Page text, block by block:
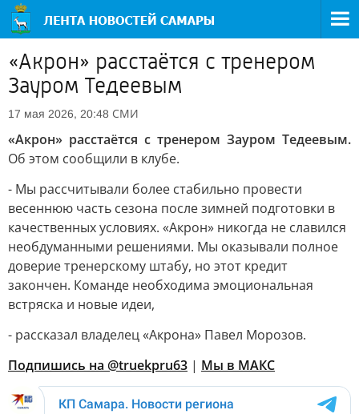
«Акрон» расстаётся с тренером
Зауром Тедеевым
17 мая 2026, 20:48 СМИ
«Акрон» расстаётся с тренером Зауром Тедеевым.
Об этом сообщили в клубе.
- Мы рассчитывали более стабильно провести
весеннюю часть сезона после зимней подготовки в
качественных условиях. «Акрон» никогда не славился
необдуманными решениями. Мы оказывали полное
доверие тренерскому штабу, но этот кредит
закончен. Команде необходима эмоциональная
встряска и новые идеи,
- рассказал владелец «Акрона» Павел Морозов.
Подпишись на @truekpru63 | Мы в МАКС